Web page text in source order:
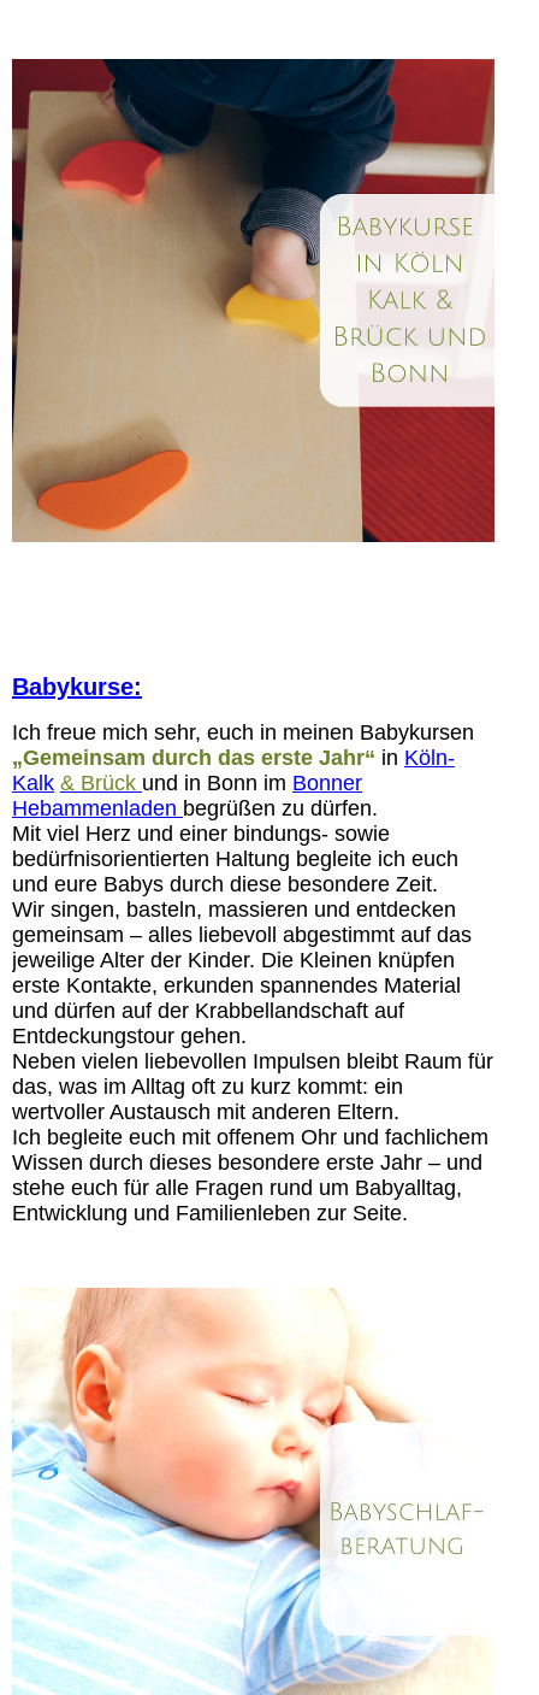
Babykurse:
Ich freue mich sehr, euch in meinen Babykursen
„Gemeinsam durch das erste Jahr“ in Köln-
Kalk & Brück und in Bonn im Bonner
Hebammenladen begrüßen zu dürfen.
Mit viel Herz und einer bindungs- sowie
bedürfnisorientierten Haltung begleite ich euch
und eure Babys durch diese besondere Zeit.
Wir singen, basteln, massieren und entdecken
gemeinsam – alles liebevoll abgestimmt auf das
jeweilige Alter der Kinder. Die Kleinen knüpfen
erste Kontakte, erkunden spannendes Material
und dürfen auf der Krabbellandschaft auf
Entdeckungstour gehen.
Neben vielen liebevollen Impulsen bleibt Raum für
das, was im Alltag oft zu kurz kommt: ein
wertvoller Austausch mit anderen Eltern.
Ich begleite euch mit offenem Ohr und fachlichem
Wissen durch dieses besondere erste Jahr – und
stehe euch für alle Fragen rund um Babyalltag,
Entwicklung und Familienleben zur Seite.